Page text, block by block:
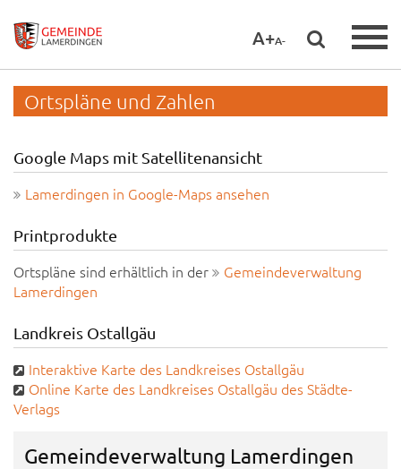
A+A-
Ortspläne und Zahlen
Google Maps mit Satellitenansicht
Lamerdingen in Google-Maps ansehen
Printprodukte
Ortspläne sind erhältlich in der
Gemeindeverwaltung
Lamerdingen
Landkreis Ostallgäu
Interaktive Karte des Landkreises Ostallgäu
Online Karte des Landkreises Ostallgäu des Städte-
Verlags
Gemeindeverwaltung Lamerdingen